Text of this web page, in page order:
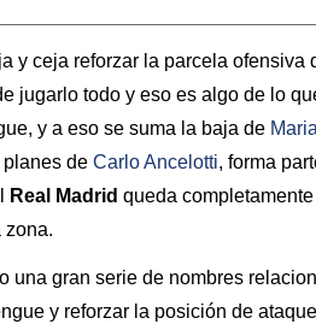
y ceja reforzar la parcela ofensiva
jugarlo todo y eso es algo de lo
y a eso se suma la baja de
de Carlo Ancelotti, forma
Real Madrid queda
zona.
una gran serie de nombres
y reforzar la posición de